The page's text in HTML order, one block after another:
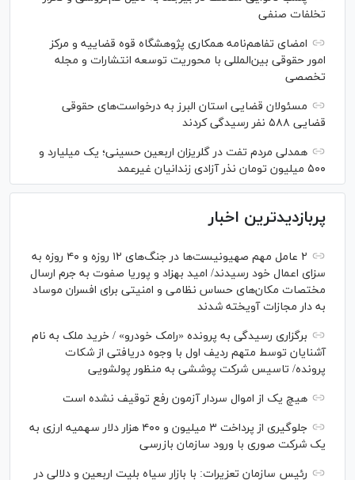
تخلفات صنفی
امضای تفاهم‌نامه همکاری پژوهشگاه قوه قضاییه و مرکز
امور حقوقی بین‌المللی با محوریت توسعه انتشارات و مجله
تخصصی
مسئولان قضایی استان البرز به درخواست‌های حقوقی
قضایی ۵۸۸ نفر رسیدگی کردند
همدلی مردم تفت در گلریزان اربعین حسینی؛ یک میلیارد و
۵۰۰ میلیون تومان نذر آزادی زندانیان غیرعمد
پربازدیدترین اخبار
۲ عامل مهم صهیونیست‌ها در جنگ‌های ۱۲ روزه و ۴۰ روزه به
سزای اعمال خود رسیدند/ امید بهزاد و پوریا صفوت به جرم ارسال
مختصات مکان‌های حساس نظامی و امنیتی برای افسران موساد
به دار مجازات آویخته شدند
برگزاری رسیدگی به پرونده «رامک خودرو» / خرید ملک به نام
آشنایان توسط متهم ردیف اول با وجوه دریافتی از شکات
پرونده/ تاسیس شرکت پوششی به منظور پولشویی
هیچ یک از اموال سردار آزمون رفع توقیف نشده است
جلوگیری از پرداخت ۳ میلیون و ۴۰۰ هزار دلار سهمیه ارزی به
یک شرکت صوری با ورود سازمان بازرسی
رئیس سازمان تعزیرات: با بازار سیاه بلیت اربعین و دلالی در